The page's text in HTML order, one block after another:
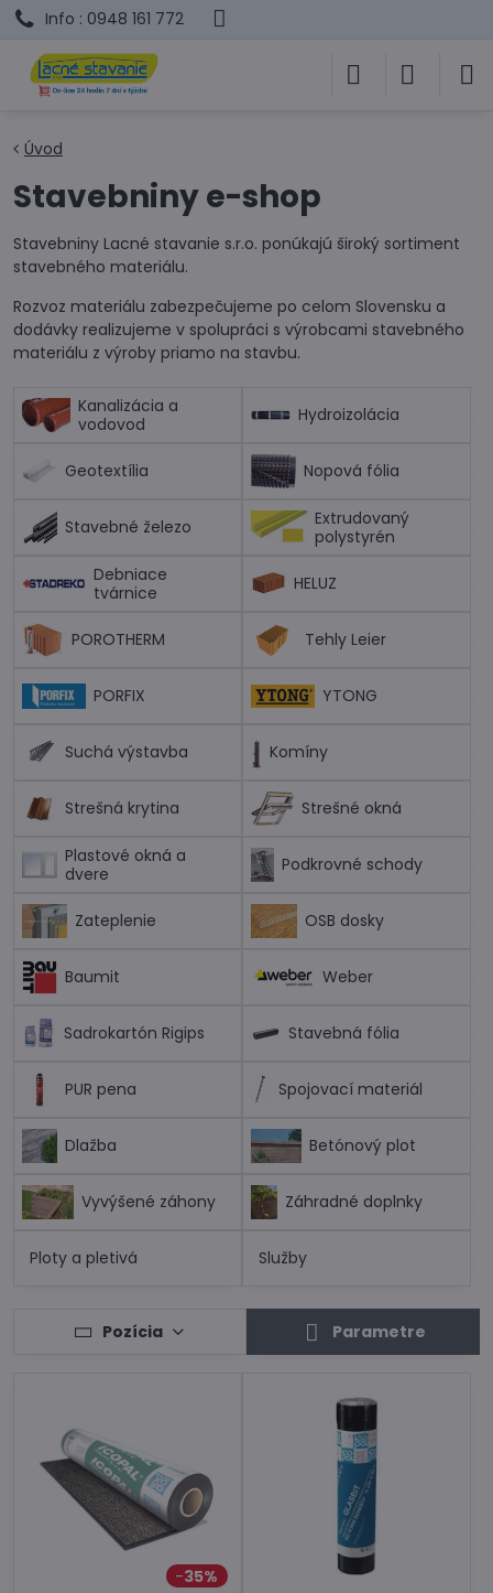
Info : 0948 161 772
Úvod
Stavebniny e-shop
Stavebniny Lacné stavanie s.r.o. ponúkajú široký sortiment
stavebného materiálu.
Rozvoz materiálu zabezpečujeme po celom Slovensku a
dodávky realizujeme v spolupráci s výrobcami stavebného
materiálu z výroby priamo na stavbu.
Kanalizácia a
vodovod
Hydroizolácia
Geotextília Nopová fólia
Stavebné železo
Extrudovaný
polystyrén
Debniace
tvárnice
HELUZ
POROTHERM Tehly Leier
PORFIX YTONG
Suchá výstavba Komíny
Strešná krytina Strešné okná
Plastové okná a
dvere
Podkrovné schody
Zateplenie OSB dosky
Baumit Weber
Sadrokartón Rigips Stavebná fólia
PUR pena Spojovací materiál
Dlažba Betónový plot
Vyvýšené záhony Záhradné doplnky
Ploty a pletivá Služby
Pozícia Parametre
35%